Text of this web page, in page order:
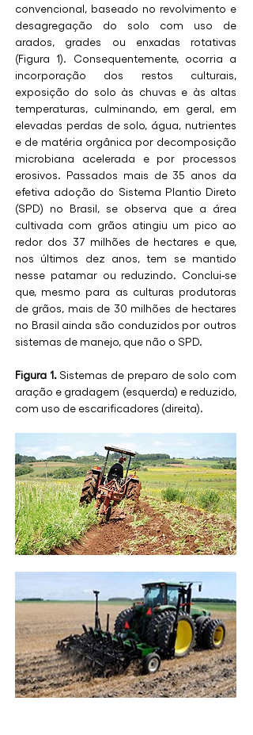
convencional, baseado no revolvimento e
desagregação do solo com uso de
arados, grades ou enxadas rotativas
(Figura 1). Consequentemente, ocorria a
incorporação dos restos culturais,
exposição do solo às chuvas e às altas
temperaturas, culminando, em geral, em
elevadas perdas de solo, água, nutrientes
e de matéria orgânica por decomposição
microbiana acelerada e por processos
erosivos. Passados mais de 35 anos da
efetiva adoção do Sistema Plantio Direto
(SPD) no Brasil, se observa que a área
cultivada com grãos atingiu um pico ao
redor dos 37 milhões de hectares e que,
nos últimos dez anos, tem se mantido
nesse patamar ou reduzindo. Conclui-se
que, mesmo para as culturas produtoras
de grãos, mais de 30 milhões de hectares
no Brasil ainda são conduzidos por outros
sistemas de manejo, que não o SPD.
Figura 1. Sistemas de preparo de solo com
aração e gradagem (esquerda) e reduzido,
com uso de escarificadores (direita).